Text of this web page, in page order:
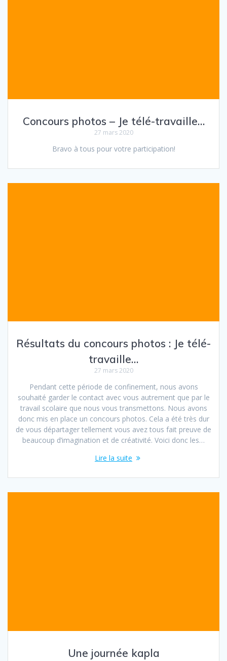
Concours photos – Je télé-travaille…
27 mars 2020
Bravo à tous pour votre participation!
Résultats du concours photos : Je télé-
travaille…
27 mars 2020
Pendant cette période de confinement, nous avons
souhaité garder le contact avec vous autrement que par le
travail scolaire que nous vous transmettons. Nous avons
donc mis en place un concours photos. Cela a été très dur
de vous départager tellement vous avez tous fait preuve de
beaucoup d’imagination et de créativité. Voici donc les…
Lire la suite
Une journée kapla